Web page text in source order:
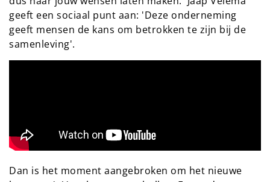
geeft een sociaal punt aan: 'Deze onderneming
geeft mensen de kans om betrokken te zijn bij de
samenleving'.
Dan is het moment aangebroken om het nieuwe